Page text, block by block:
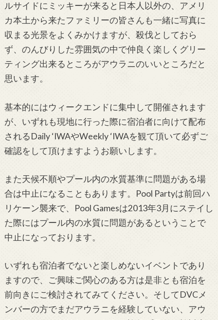
ルサイドにミッキーが来ると日本人以外の、アメリ
カ本土から来たファミリーの皆さんも一緒に写真に
収まる光景をよくみかけますが、殺伐としておら
ず、のんびりした雰囲気の中で仲良く楽しくグリー
ティング出来るところがアウラニのいいところだと
思います。
基本的にはウィークエンドに集中して開催されます
が、いずれも現地に行った際に宿泊者に向けて配布
されるDaily ‘IWAやWeekly ‘IWAを観て頂いて必ずご
確認をして頂けますようお願いします。
また天候不順やプール内の水質基準に問題がある場
合は中止になることもあります。Pool Partyは前回ハ
リケーン襲来で、Pool Gamesは2013年3月にステイし
た際にはプール内の水質に問題があるということで
中止になっております。
いずれも宿泊者でないと楽しめないイベントであり
ますので、ご興味ご関心のある方は是非とも宿泊を
前向きにご検討されてみてください。そしてDVCメ
ンバーの方でまだアウラニを経験していない、アウ